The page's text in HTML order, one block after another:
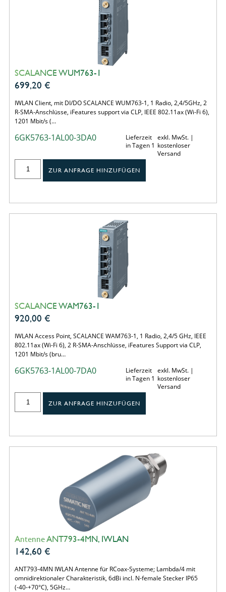
SCALANCE WUM763-1
699,20 €
IWLAN Client, mit DI/DO SCALANCE WUM763-1, 1 Radio, 2,4/5GHz, 2
R-SMA-Anschlüsse, iFeatures support via CLP, IEEE 802.11ax (Wi-Fi 6),
1201 Mbit/s (…
6GK5763-1AL00-3DA0
Lieferzeit
in Tagen 1
exkl. MwSt. |
kostenloser
Versand
ZUR ANFRAGE HINZUFÜGEN
SCALANCE WAM763-1
920,00 €
IWLAN Access Point, SCALANCE WAM763-1, 1 Radio, 2,4/5 GHz, IEEE
802.11ax (Wi-Fi 6), 2 R-SMA-Anschlüsse, iFeatures Support via CLP,
1201 Mbit/s (bru…
6GK5763-1AL00-7DA0
Lieferzeit
in Tagen 1
exkl. MwSt. |
kostenloser
Versand
ZUR ANFRAGE HINZUFÜGEN
Antenne ANT793-4MN, IWLAN
142,60 €
ANT793-4MN IWLAN Antenne für RCoax-Systeme; Lambda/4 mit
omnidirektionaler Charakteristik, 6dBi incl. N-female Stecker IP65
(-40-+70°C), 5GHz…